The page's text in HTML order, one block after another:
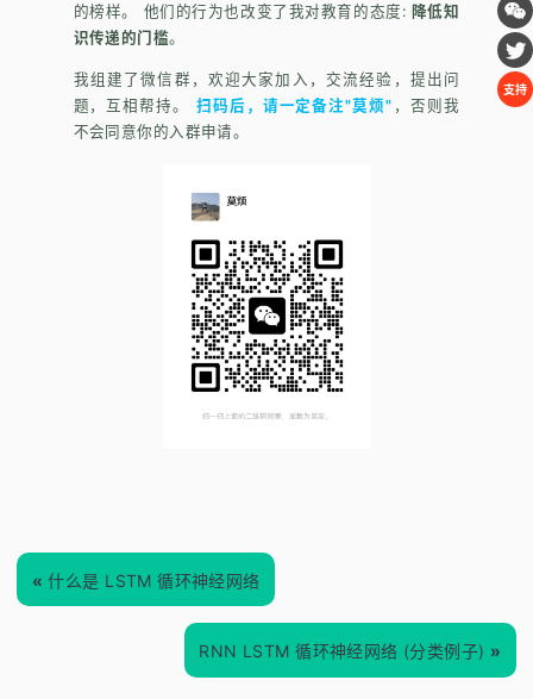
支持
的榜样。 他们的行为也改变了我对教育的态度: 降低知
识传递的门槛。
我组建了微信群，欢迎大家加入，交流经验，提出问
题，互相帮持。
扫码后，请一定备注"莫烦" ，否则我
不会同意你的入群申请。
« 什么是 LSTM 循环神经网络
RNN LSTM 循环神经网络 (分类例子) »